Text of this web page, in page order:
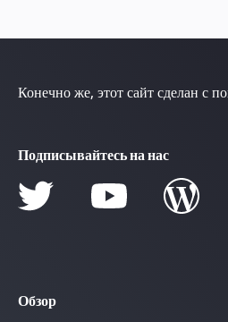
Конечно же, этот сайт сделан с
Подписывайтесь на нас
Обзор